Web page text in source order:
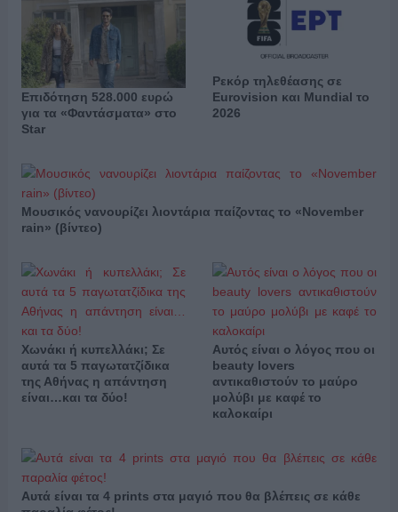
Επιδότηση 528.000 ευρώ
για τα «Φαντάσματα» στο
Star
Ρεκόρ τηλεθέασης σε
Eurovision και Mundial το
2026
Μουσικός νανουρίζει λιοντάρια παίζοντας το «November
rain» (βίντεο)
Χωνάκι ή κυπελλάκι; Σε
αυτά τα 5 παγωτατζίδικα
της Αθήνας η απάντηση
είναι…και τα δύο!
Αυτός είναι ο λόγος που οι
beauty lovers
αντικαθιστούν το μαύρο
μολύβι με καφέ το
καλοκαίρι
Αυτά είναι τα 4 prints στα μαγιό που θα βλέπεις σε κάθε